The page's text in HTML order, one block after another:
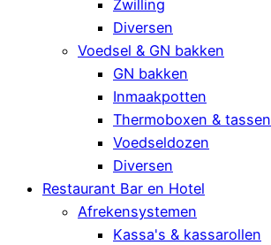
Zwilling
Diversen
Voedsel & GN bakken
GN bakken
Inmaakpotten
Thermoboxen & tassen
Voedseldozen
Diversen
Restaurant Bar en Hotel
Afrekensystemen
Kassa's & kassarollen